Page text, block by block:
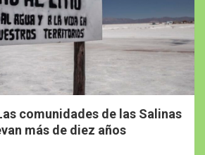
comunidades de las Salinas
más de diez años